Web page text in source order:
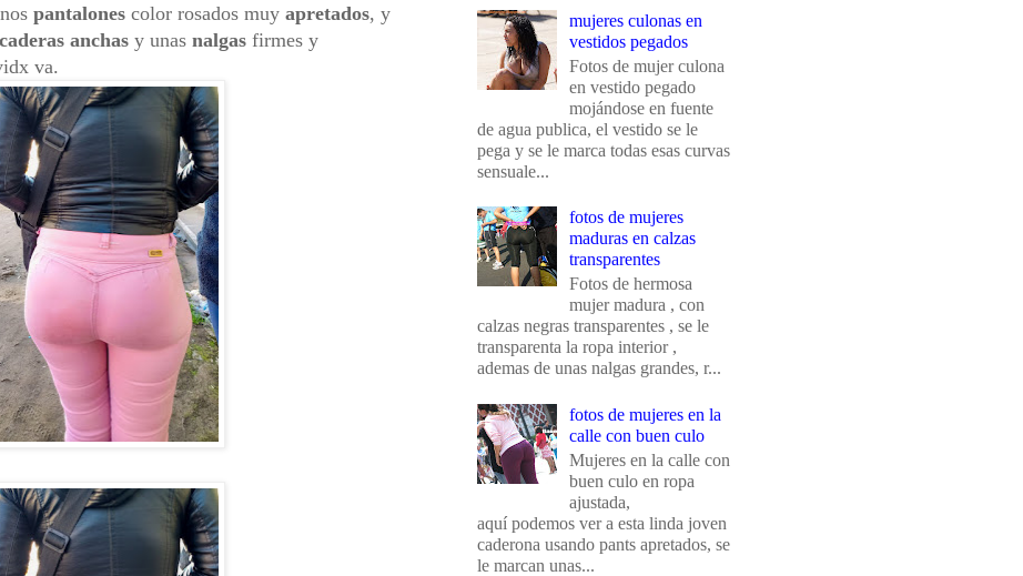
pantalones color rosados muy apretados, y
caderas anchas y unas nalgas firmes y
va.
mujeres culonas en
vestidos pegados
Fotos de mujer culona
en vestido pegado
mojándose en fuente
de agua publica, el vestido se le
pega y se le marca todas esas curvas
sensuale...
fotos de mujeres
maduras en calzas
transparentes
Fotos de hermosa
mujer madura , con
calzas negras transparentes , se le
transparenta la ropa interior ,
ademas de unas nalgas grandes, r...
fotos de mujeres en la
calle con buen culo
Mujeres en la calle con
buen culo en ropa
ajustada,
aquí podemos ver a esta linda joven
caderona usando pants apretados, se
le marcan unas...